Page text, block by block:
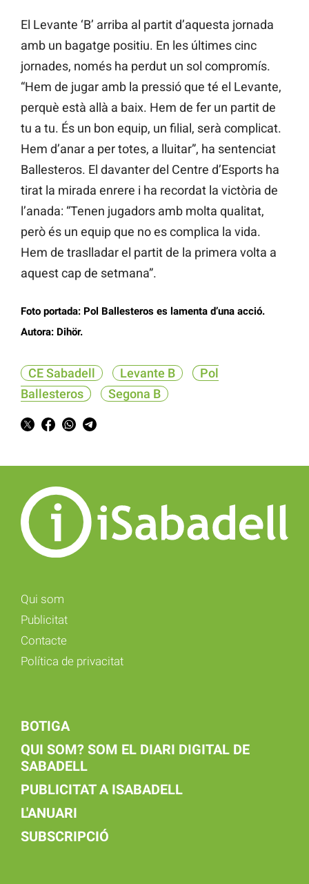
El Levante ‘B’ arriba al partit d’aquesta jornada
amb un bagatge positiu. En les últimes cinc
jornades, només ha perdut un sol compromís.
“Hem de jugar amb la pressió que té el Levante,
perquè està allà a baix. Hem de fer un partit de
tu a tu. És un bon equip, un filial, serà complicat.
Hem d’anar a per totes, a lluitar”, ha sentenciat
Ballesteros. El davanter del Centre d’Esports ha
tirat la mirada enrere i ha recordat la victòria de
l’anada: “Tenen jugadors amb molta qualitat,
però és un equip que no es complica la vida.
Hem de traslladar el partit de la primera volta a
aquest cap de setmana”.
Foto portada: Pol Ballesteros es lamenta d’una acció.
Autora: Dihör.
CE Sabadell Levante B
Pol
Ballesteros
Segona B
Qui som
Publicitat
Contacte
Política de privacitat
BOTIGA
QUI SOM? SOM EL DIARI DIGITAL DE
SABADELL
PUBLICITAT A ISABADELL
L'ANUARI
SUBSCRIPCIÓ